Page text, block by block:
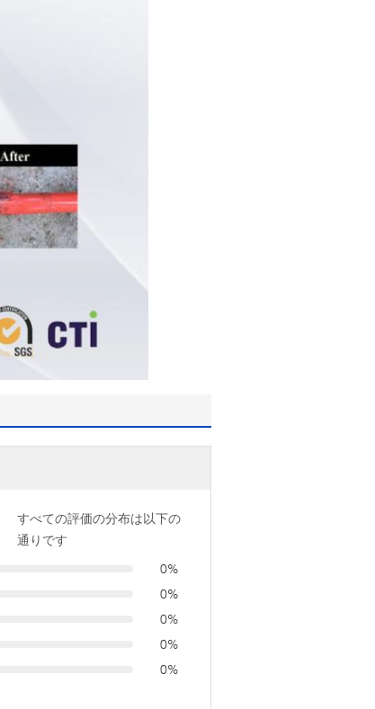
すべての評価の分布は以下の
通りです
0%
0%
0%
0%
0%